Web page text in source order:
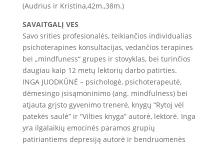
(Audrius ir Kristina,42m.,38m.)
SAVAITGALĮ VES
Savo srities profesionalės, teikiančios individualias
psichoterapines konsultacijas, vedančios terapines
bei „mindfuness“ grupes ir stovyklas, bei turinčios
daugiau kaip 12 metų lektorių darbo patirties.
INGA JUODKŪNĖ – psichologė, psichoterapeutė,
dėmesingo įsisąmoninimo (ang. mindfulness) bei
atjauta grįsto gyvenimo trenerė, knygų “Rytoj vėl
patekės saulė” ir “Vilties knyga” autorė, lektorė. Inga
yra ilgalaikių emocinės paramos grupių
patiriantiems depresiją autorė ir bendruomenės